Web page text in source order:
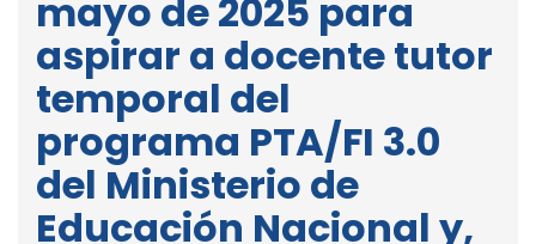
mayo de 2025 para
aspirar a docente tutor
temporal del
programa PTA/FI 3.0
del Ministerio de
Educación Nacional y,